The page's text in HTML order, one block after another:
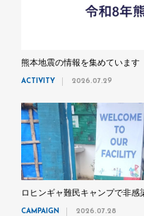
熊本地震の情報を集めています
ACTIVITY 2026.07.29
ロヒンギャ難民キャンプで非感
CAMPAIGN 2026.07.28